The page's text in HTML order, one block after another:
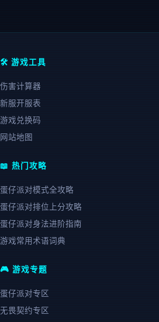
🛠️ 游戏工具
伤害计算器
新服开服表
游戏兑换码
网站地图
📖 热门攻略
蛋仔派对模式全攻略
蛋仔派对排位上分攻略
蛋仔派对身法进阶指南
游戏常用术语词典
🎮 游戏专题
蛋仔派对专区
无畏契约专区